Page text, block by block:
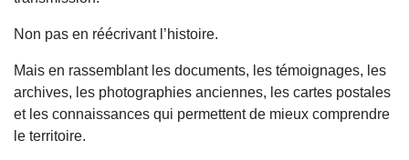
Non pas en réécrivant l’histoire.
Mais en rassemblant les documents, les témoignages, les
archives, les photographies anciennes, les cartes postales
et les connaissances qui permettent de mieux comprendre
le territoire.